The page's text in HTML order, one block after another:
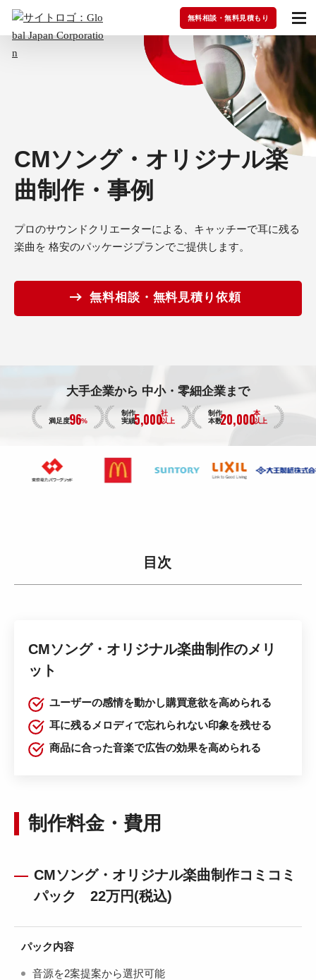
無料相談・無料見積もり
CMソング・オリジナル楽
曲制作・事例
プロのサウンドクリエーターによる、キャッチーで耳に残る
楽曲を 格安のパッケージプランでご提供します。
無料相談・無料見積り依頼
大手企業から 中小・零細企業まで
満足度96%
制作
実績5,000社
以上
制作
本数20,000本
以上
目次
CMソング・オリジナル楽曲制作のメリ
ット
ユーザーの感情を動かし購買意欲を高められる
耳に残るメロディで忘れられない印象を残せる
商品に合った音楽で広告の効果を高められる
制作料金・費用
CMソング・オリジナル楽曲制作コミコミ
パック 22万円(税込)
パック内容
音源を2案提案から選択可能